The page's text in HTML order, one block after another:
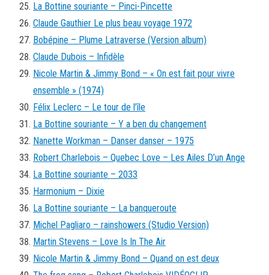
La Bottine souriante – Pinci-Pincette
Claude Gauthier Le plus beau voyage 1972
Bobépine – Plume Latraverse (Version album)
Claude Dubois – Infidèle
Nicole Martin & Jimmy Bond – « On est fait pour vivre
ensemble » (1974)
Félix Leclerc – Le tour de l’île
La Bottine souriante – Y a ben du changement
Nanette Workman – Danser danser – 1975
Robert Charlebois – Quebec Love – Les Ailes D’un Ange
La Bottine souriante – 2033
Harmonium – Dixie
La Bottine souriante – La banqueroute
Michel Pagliaro – rainshowers (Studio Version)
Martin Stevens – Love Is In The Air
Nicole Martin & Jimmy Bond – Quand on est deux